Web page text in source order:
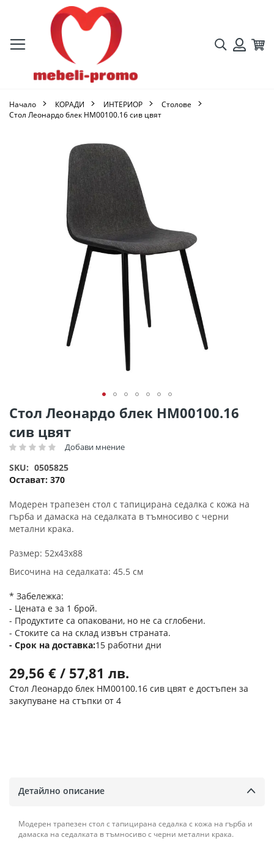
Търсене
Начало КОРАДИ ИНТЕРИОР
Столове
Стол Леонардо блек HM00100.16 сив цвят
Стол Леонардо блек HM00100.16
сив цвят
Рейтинг: Добави мнение
Остават: 370
SKU 0505825
Модерен трапезен стол с тапицирана седалка с кожа на
гърба и дамаска на седалката в тъмносиво с черни
метални крака.
Размер: 52x43x88
Височина на седалката: 45.5 см
* Забележка:
- Цената е за 1 брой.
- Продуктите са опаковани, но не са сглобени.
- Стоките са на склад извън страната.
Срок на доставка 15 работни дни
29,56 € / 57,81 лв.
Стол Леонардо блек HM00100.16 сив цвят е достъпен за
закупуване на стъпки от 4
изображенията
Преминете
към
началото
на
със
снимки
Детайлно описание
Модерен трапезен стол с тапицирана седалка с кожа на гърба и
дамаска на седалката в тъмносиво с черни метални крака.